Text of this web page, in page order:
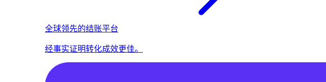
全球领先的结账平台
经事实证明转化成效更佳。